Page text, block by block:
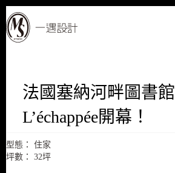
跳
至
主
法國塞納河畔圖書館
L’échappée開幕！
型態： 住家
坪數： 32坪